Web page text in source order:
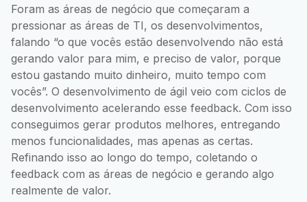
Foram as áreas de negócio que começaram a
pressionar as áreas de TI, os desenvolvimentos,
falando “o que vocês estão desenvolvendo não está
gerando valor para mim, e preciso de valor, porque
estou gastando muito dinheiro, muito tempo com
vocês”. O desenvolvimento de ágil veio com ciclos de
desenvolvimento acelerando esse feedback. Com isso
conseguimos gerar produtos melhores, entregando
menos funcionalidades, mas apenas as certas.
Refinando isso ao longo do tempo, coletando o
feedback com as áreas de negócio e gerando algo
realmente de valor.